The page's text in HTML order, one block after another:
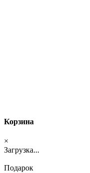
Корзина
×
Загрузка...
Подарок